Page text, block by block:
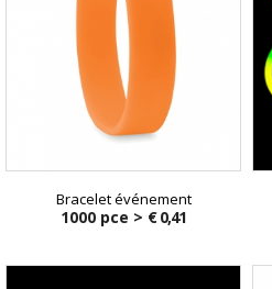
Bracelet événement
1000 pce > € 0,41